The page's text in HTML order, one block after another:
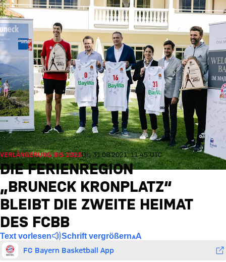
VERLÄNGERUNG BIS 2023Di., 31.08.2021, 11:45 UTC
DIE FERIENREGION
„BRUNECK KRONPLATZ“
BLEIBT DIE ZWEITE HEIMAT
DES FCBB
Text vorlesen Schrift vergrößern
FC Bayern Basketball App